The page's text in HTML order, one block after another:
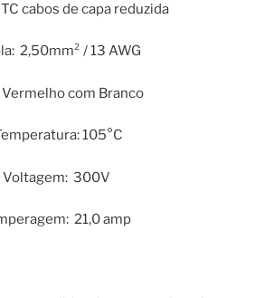
cabos de capa reduzida
2,50mm² / 13 AWG
com Branco
105°C
Voltagem: 300V
21,0 amp